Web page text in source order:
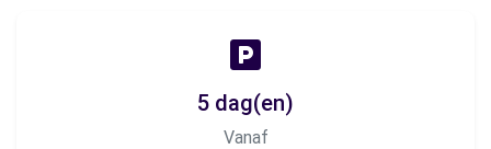
5 dag(en)
Vanaf